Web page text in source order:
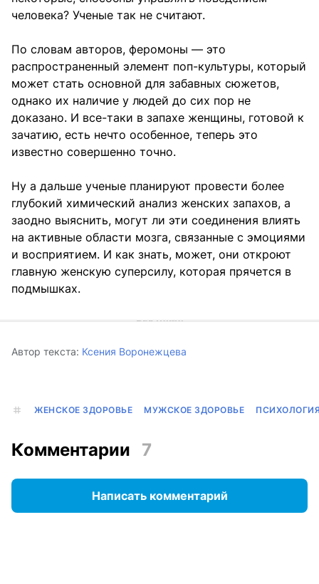
человека? Ученые так не считают.
По словам авторов, феромоны — это
распространенный элемент поп-культуры, который
может стать основной для забавных сюжетов,
однако их наличие у людей до сих пор не
доказано. И все-таки в запахе женщины, готовой к
зачатию, есть нечто особенное, теперь это
известно совершенно точно.
Ну а дальше ученые планируют провести более
глубокий химический анализ женских запахов, а
заодно выяснить, могут ли эти соединения влиять
на активные области мозга, связанные с эмоциями
и восприятием. И как знать, может, они откроют
главную женскую суперсилу, которая прячется в
подмышках.
Автор текста: Ксения Воронежцева
ЖЕНСКОЕ ЗДОРОВЬЕ МУЖСКОЕ ЗДОРОВЬЕ
Комментарии 7
Написать комментарий